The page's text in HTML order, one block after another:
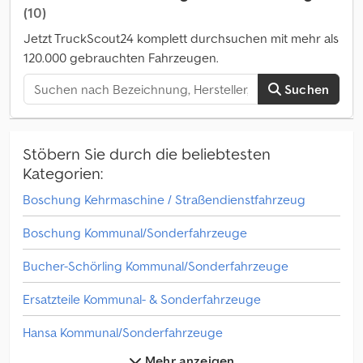
(10)
Jetzt TruckScout24 komplett durchsuchen mit mehr als
120.000 gebrauchten Fahrzeugen.
Suchen
Stöbern Sie durch die beliebtesten
Kategorien:
Boschung Kehrmaschine / Straßendienstfahrzeug
Boschung Kommunal/Sonderfahrzeuge
Bucher-Schörling Kommunal/Sonderfahrzeuge
Ersatzteile Kommunal- & Sonderfahrzeuge
Hansa Kommunal/Sonderfahrzeuge